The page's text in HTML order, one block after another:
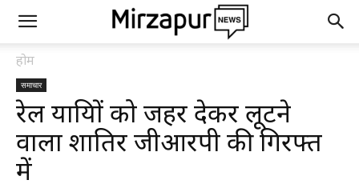
होम
समाचार
रेल यात्रियों को जहर देकर लूटने
वाला शातिर जीआरपी की गिरफ्त
में